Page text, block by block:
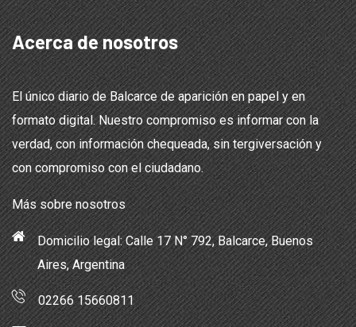
Acerca de nosotros
El único diario de Balcarce de aparición en papel y en
formato digital. Nuestro compromiso es informar con la
verdad, con información chequeada, sin tergiversación y
con compromiso con el ciudadano.
Más sobre nosotros
Domicilio legal: Calle 17 N° 792, Balcarce, Buenos
Aires, Argentina
02266 15660811